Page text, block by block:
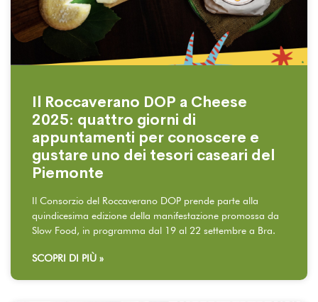
Il Roccaverano DOP a Cheese
2025: quattro giorni di
appuntamenti per conoscere e
gustare uno dei tesori caseari del
Piemonte
Il Consorzio del Roccaverano DOP prende parte alla
quindicesima edizione della manifestazione promossa da
Slow Food, in programma dal 19 al 22 settembre a Bra.
SCOPRI DI PIÙ »